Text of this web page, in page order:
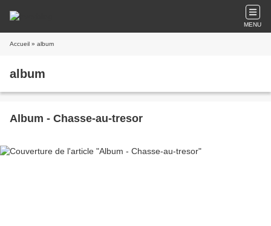
MENU
Accueil » album
album
Album - Chasse-au-tresor